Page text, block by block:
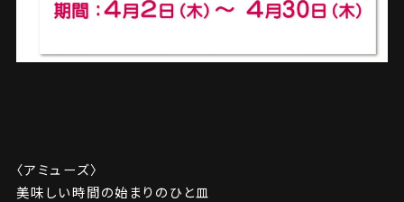
〈アミューズ〉
美味しい時間の始まりのひと皿